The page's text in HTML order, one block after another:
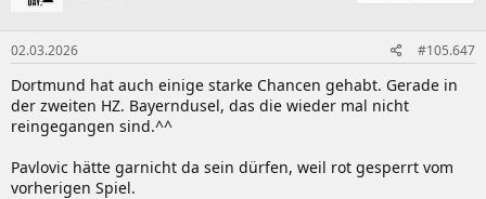
02.03.2026 #105.647
Dortmund hat auch einige starke Chancen gehabt. Gerade in
der zweiten HZ. Bayerndusel, das die wieder mal nicht
reingegangen sind.^^
Pavlovic hätte garnicht da sein dürfen, weil rot gesperrt vom
vorherigen Spiel.